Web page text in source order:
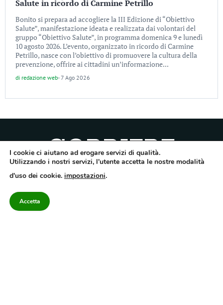
Salute in ricordo di Carmine Petrillo
Bonito si prepara ad accogliere la III Edizione di “Obiettivo
Salute”, manifestazione ideata e realizzata dai volontari del
gruppo “Obiettivo Salute”, in programma domenica 9 e lunedì
10 agosto 2026. L’evento, organizzato in ricordo di Carmine
Petrillo, nasce con l’obiettivo di promuovere la cultura della
prevenzione, offrire ai cittadini un’informazione...
di redazione web-7 Ago 2026
10/9/2012. Iscritto nel Registro Operatori di Comunicazione al n.7671
Avellino – Cap.Soc. 20.000 € – REA 187346 – PI/CF. Reg. naz. stampa 10218/99
I cookie ci aiutano ad erogare servizi di qualità.
Utilizzando i nostri servizi, l'utente accetta le nostre modalità
d'uso dei cookie. impostazioni.
Accetta